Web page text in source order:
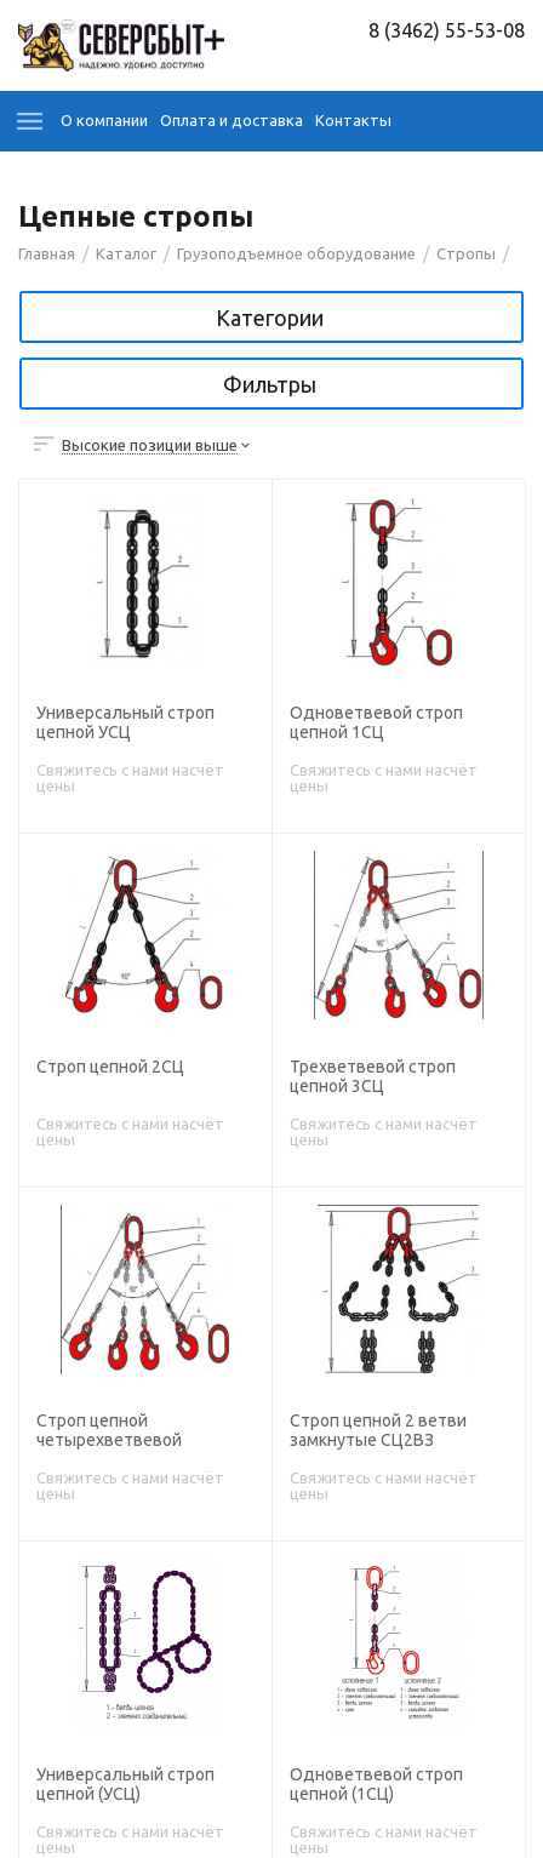
8 (3462) 55-53-08
О компании Оплата и доставка Контакты
Цепные стропы
Главная / Каталог / Грузоподъемное оборудование / Стропы /
Категории
Фильтры
Высокие позиции выше
Универсальный строп
цепной УСЦ
Свяжитесь с нами насчёт
цены
Одноветвевой строп
цепной 1СЦ
Свяжитесь с нами насчёт
цены
Строп цепной 2СЦ
Свяжитесь с нами насчёт
цены
Трехветвевой строп
цепной 3СЦ
Свяжитесь с нами насчёт
цены
Строп цепной
четырехветвевой
Свяжитесь с нами насчёт
цены
Строп цепной 2 ветви
замкнутые СЦ2ВЗ
Свяжитесь с нами насчёт
цены
Универсальный строп
цепной (УСЦ)
Свяжитесь с нами насчёт
цены
Одноветвевой строп
цепной (1СЦ)
Свяжитесь с нами насчёт
цены